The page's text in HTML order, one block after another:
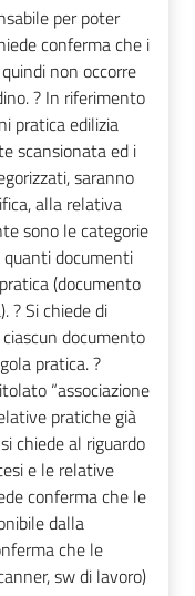
per poter
conferma che i
non occorre
? In riferimento
pratica edilizia
scansionata ed i
saranno
alla relativa
sono le categorie
quanti documenti
(documento
? Si chiede di
documento
pratica. ?
“associazione
pratiche già
chiede al riguardo
e le relative
conferma che le
dalla
che le
sw di lavoro)